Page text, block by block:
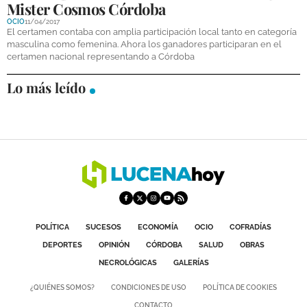
DEPORTES
COMPETICIONES
OPINIÓN
Mister Cosmos Córdoba
OCIO11/04/2017
El certamen contaba con amplia participación local tanto en categoría
masculina como femenina. Ahora los ganadores participaran en el
certamen nacional representando a Córdoba
Lo más leído
POLÍTICA SUCESOS ECONOMÍA OCIO
COFRADÍAS
DEPORTES
OPINIÓN CÓRDOBA SALUD
OBRAS
NECROLÓGICAS
GALERÍAS
¿QUIÉNES SOMOS? CONDICIONES DE USO POLÍTICA DE COOKIES
CONTACTO